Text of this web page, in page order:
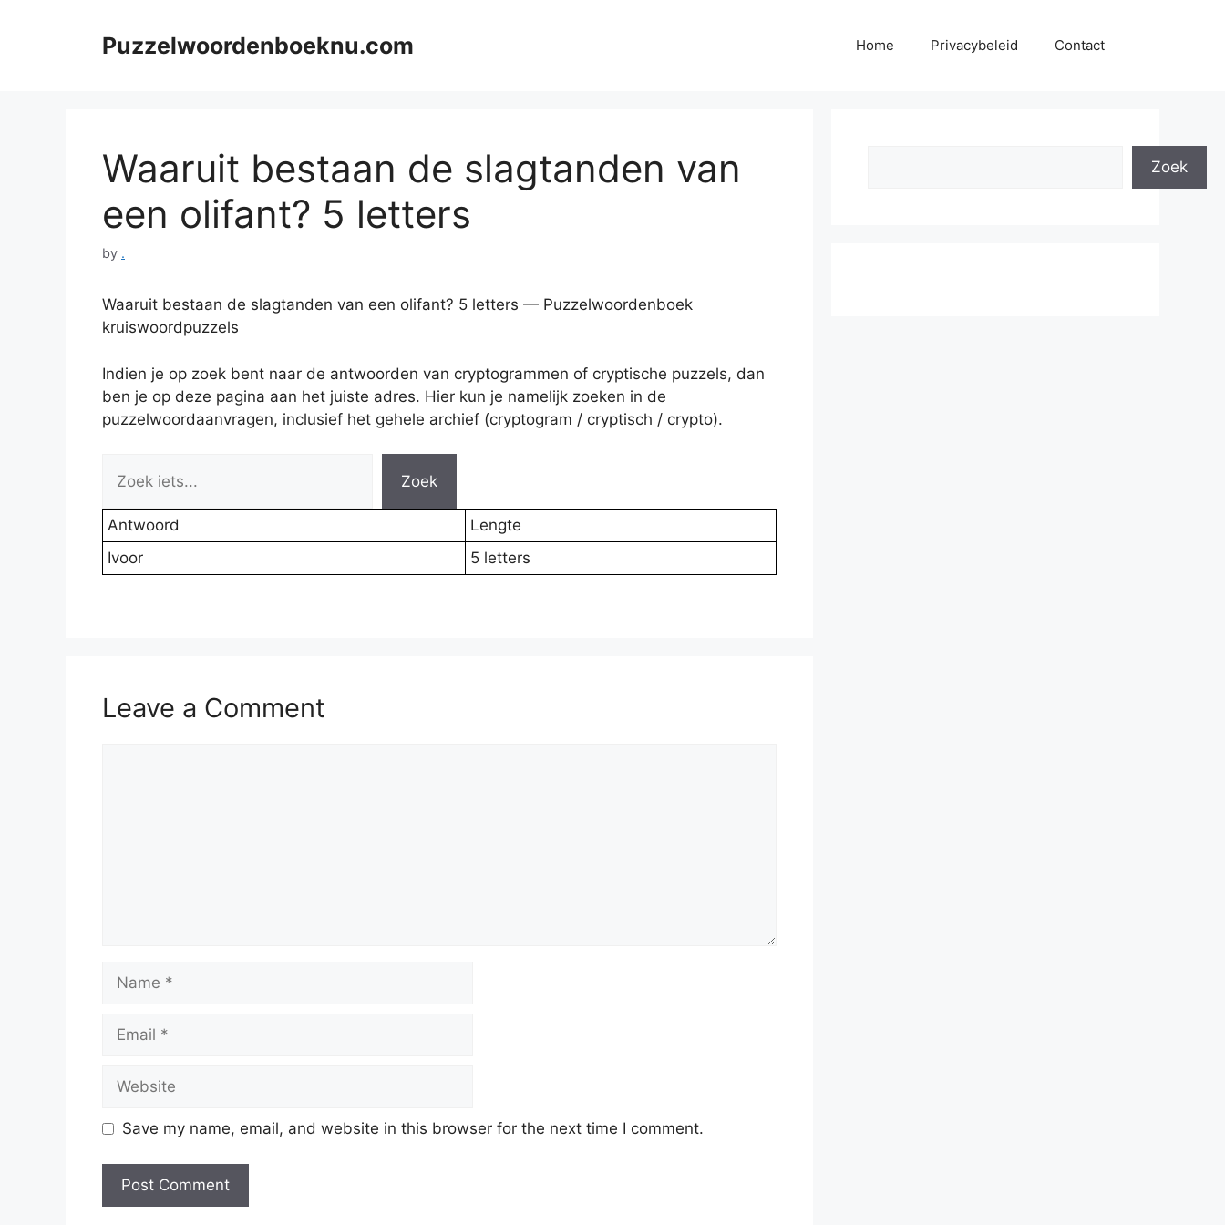
Puzzelwoordenboeknu.com Home Privacybeleid Contact
Waaruit bestaan de slagtanden van
een olifant? 5 letters
by .
Waaruit bestaan de slagtanden van een olifant? 5 letters — Puzzelwoordenboek
kruiswoordpuzzels
Indien je op zoek bent naar de antwoorden van cryptogrammen of cryptische puzzels, dan
ben je op deze pagina aan het juiste adres. Hier kun je namelijk zoeken in de
puzzelwoordaanvragen, inclusief het gehele archief (cryptogram / cryptisch / crypto).
Zoek
Antwoord
Lengte
Ivoor
5 letters
Leave a Comment
Name
Email
Website
Save my name, email, and website in this browser for the next time I comment.
Zoek